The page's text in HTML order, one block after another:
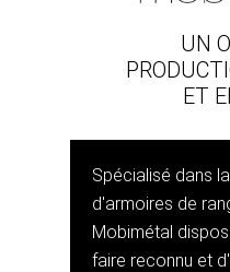
UN
ET
Spécialisé dans
d'armoires de
Mobimétal
faire reconnu et